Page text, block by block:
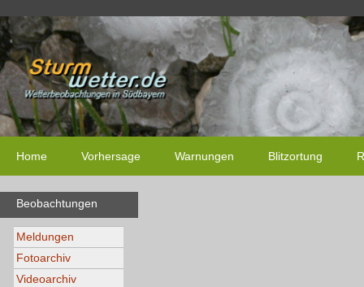
Home Vorhersage Warnungen Blitzortung
Beobachtungen
Meldungen
Fotoarchiv
Videoarchiv